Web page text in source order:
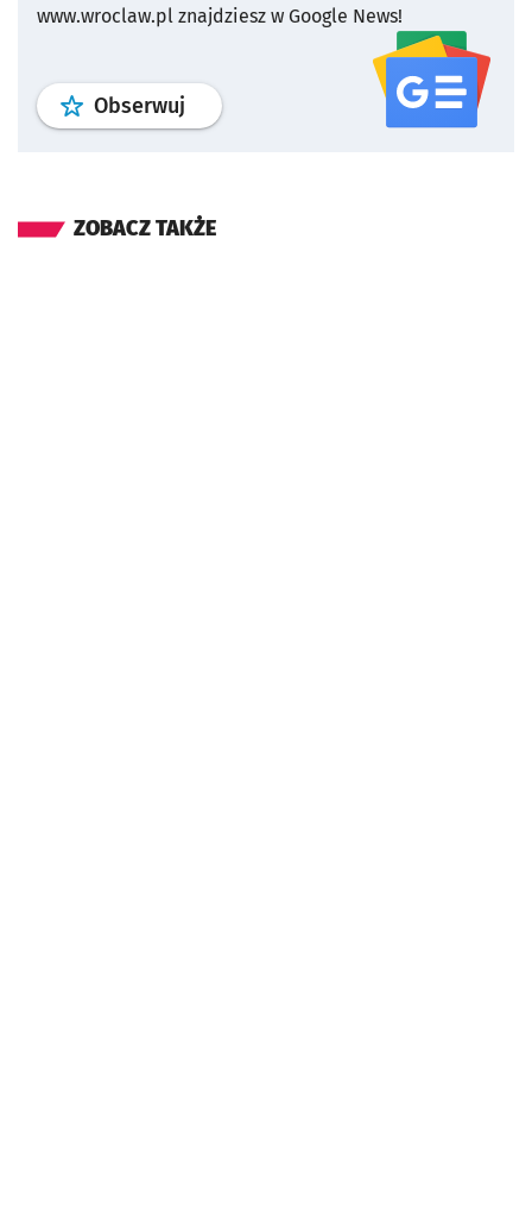
www.wroclaw.pl znajdziesz w Google News!
Obserwuj profil serwisu
ZOBACZ TAKŻE